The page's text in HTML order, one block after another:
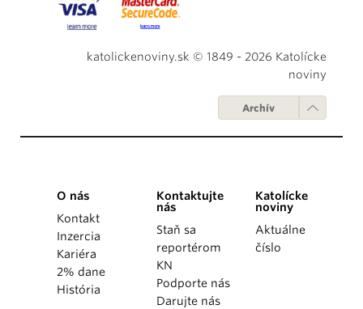
katolickenoviny.sk © 1849 - 2026 Katolícke
noviny
Archív
O nás
Kontakt
Inzercia
Kariéra
2% dane
História
Kontaktujte
nás
Staň sa
reportérom
KN
Podporte nás
Darujte nás
Katolícke
noviny
Aktuálne
číslo